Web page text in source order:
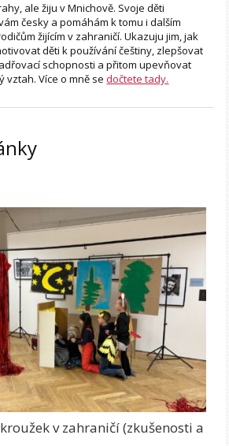
ale žiju v Mnichově. Svoje děti
česky a pomáhám k tomu i dalším
žijícím v zahraničí. Ukazuju jim, jak
děti k používání češtiny, zlepšovat
schopnosti a přitom upevňovat
vztah. Více o mně sedočtete tady.
v zahraničí (zkušenosti a